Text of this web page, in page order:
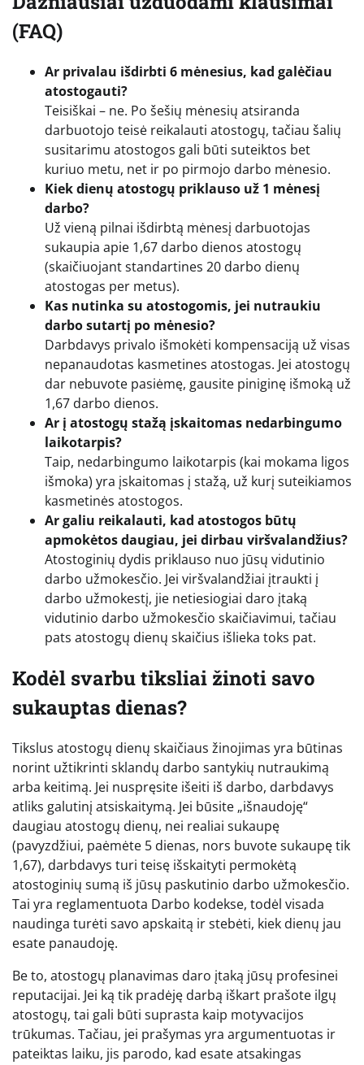
(FAQ)
Ar privalau išdirbti 6 mėnesius, kad galėčiau
atostogauti?
Teisiškai – ne. Po šešių mėnesių atsiranda
darbuotojo teisė reikalauti atostogų, tačiau šalių
susitarimu atostogos gali būti suteiktos bet
kuriuo metu, net ir po pirmojo darbo mėnesio.
Kiek dienų atostogų priklauso už 1 mėnesį
darbo?
Už vieną pilnai išdirbtą mėnesį darbuotojas
sukaupia apie 1,67 darbo dienos atostogų
(skaičiuojant standartines 20 darbo dienų
atostogas per metus).
Kas nutinka su atostogomis, jei nutraukiu
darbo sutartį po mėnesio?
Darbdavys privalo išmokėti kompensaciją už visas
nepanaudotas kasmetines atostogas. Jei atostogų
dar nebuvote pasiėmę, gausite piniginę išmoką už
1,67 darbo dienos.
Ar į atostogų stažą įskaitomas nedarbingumo
laikotarpis?
Taip, nedarbingumo laikotarpis (kai mokama ligos
išmoka) yra įskaitomas į stažą, už kurį suteikiamos
kasmetinės atostogos.
Ar galiu reikalauti, kad atostogos būtų
apmokėtos daugiau, jei dirbau viršvalandžius?
Atostoginių dydis priklauso nuo jūsų vidutinio
darbo užmokesčio. Jei viršvalandžiai įtraukti į
darbo užmokestį, jie netiesiogiai daro įtaką
vidutinio darbo užmokesčio skaičiavimui, tačiau
pats atostogų dienų skaičius išlieka toks pat.
Kodėl svarbu tiksliai žinoti savo
sukauptas dienas?
Tikslus atostogų dienų skaičiaus žinojimas yra būtinas
norint užtikrinti sklandų darbo santykių nutraukimą
arba keitimą. Jei nuspręsite išeiti iš darbo, darbdavys
atliks galutinį atsiskaitymą. Jei būsite „išnaudoję“
daugiau atostogų dienų, nei realiai sukaupę
(pavyzdžiui, paėmėte 5 dienas, nors buvote sukaupę tik
1,67), darbdavys turi teisę išskaityti permokėtą
atostoginių sumą iš jūsų paskutinio darbo užmokesčio.
Tai yra reglamentuota Darbo kodekse, todėl visada
naudinga turėti savo apskaitą ir stebėti, kiek dienų jau
esate panaudoję.
Be to, atostogų planavimas daro įtaką jūsų profesinei
reputacijai. Jei ką tik pradėję darbą iškart prašote ilgų
atostogų, tai gali būti suprasta kaip motyvacijos
trūkumas. Tačiau, jei prašymas yra argumentuotas ir
pateiktas laiku, jis parodo, kad esate atsakingas